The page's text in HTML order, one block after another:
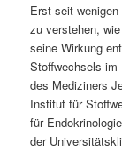
n
g
e
n
r
i
n
g
Erst seit
zu verstehen,
seine Wirkung
Stoffwechsels
des Mediziners
Institut für
für
der